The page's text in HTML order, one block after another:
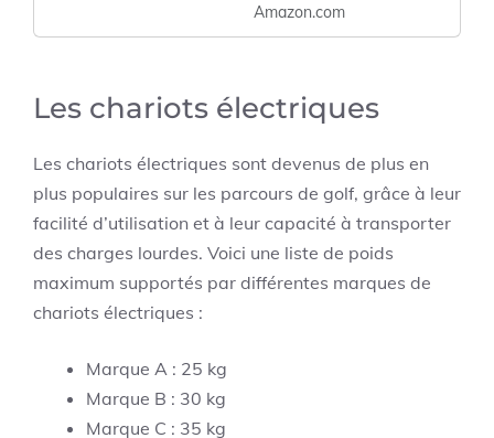
Amazon.com
Les chariots électriques
Les chariots électriques sont devenus de plus en
plus populaires sur les parcours de golf, grâce à leur
facilité d’utilisation et à leur capacité à transporter
des charges lourdes. Voici une liste de poids
maximum supportés par différentes marques de
chariots électriques :
Marque A : 25 kg
Marque B : 30 kg
Marque C : 35 kg